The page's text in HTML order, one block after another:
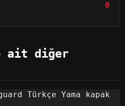
0
ait diğer